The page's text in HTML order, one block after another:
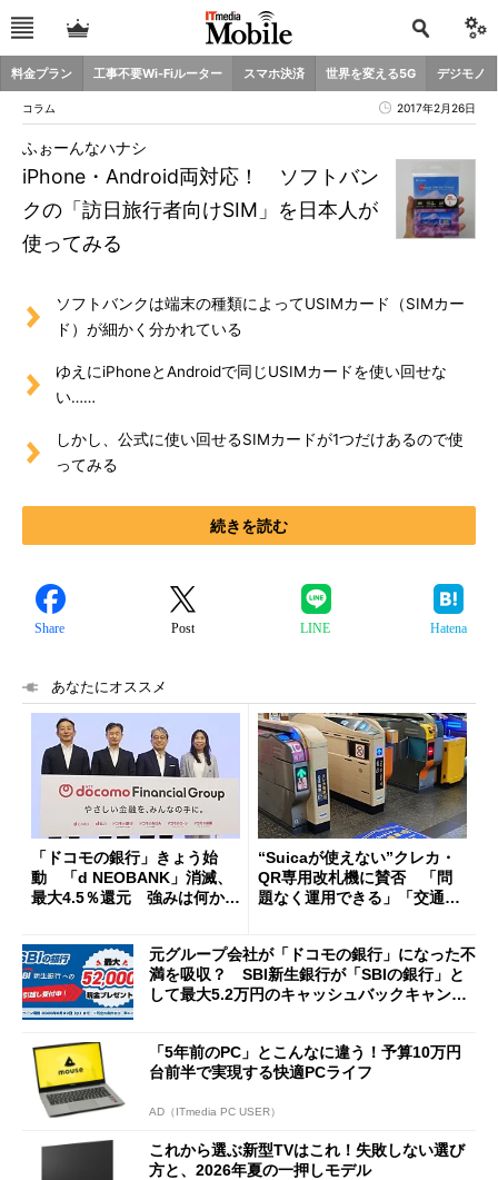
料金プラン 工事不要Wi-Fiルーター スマホ決済 世界を変える5G デジモノ
コラム 2017年2月26日
iPhone・Android両対応！ ソフトバン
クの「訪日旅行者向けSIM」を日本人が
使ってみる
ふぉーんなハナシ
ソフトバンクは端末の種類によってUSIMカード（SIMカー
ド）が細かく分かれている
ゆえにiPhoneとAndroidで同じUSIMカードを使い回せな
い……
しかし、公式に使い回せるSIMカードが1つだけあるので使
ってみる
続きを読む
Share Post LINE Hatena
あなたにオススメ
「ドコモの銀行」きょう始
動 「d NEOBANK」消滅、
最大4.5％還元 強みは何か解
“Suicaが使えない”クレカ・
QR専用改札機に賛否 「問
題なく運用できる」「交通系I
元グループ会社が「ドコモの銀行」になった不
満を吸収？ SBI新生銀行が「SBIの銀行」と
して最大5.2万円のキャッシュバックキャンペ
「5年前のPC」とこんなに違う！予算10万円
台前半で実現する快適PCライフ
AD（ITmedia PC USER）
これから選ぶ新型TVはこれ！失敗しない選び
方と、2026年夏の一押しモデル